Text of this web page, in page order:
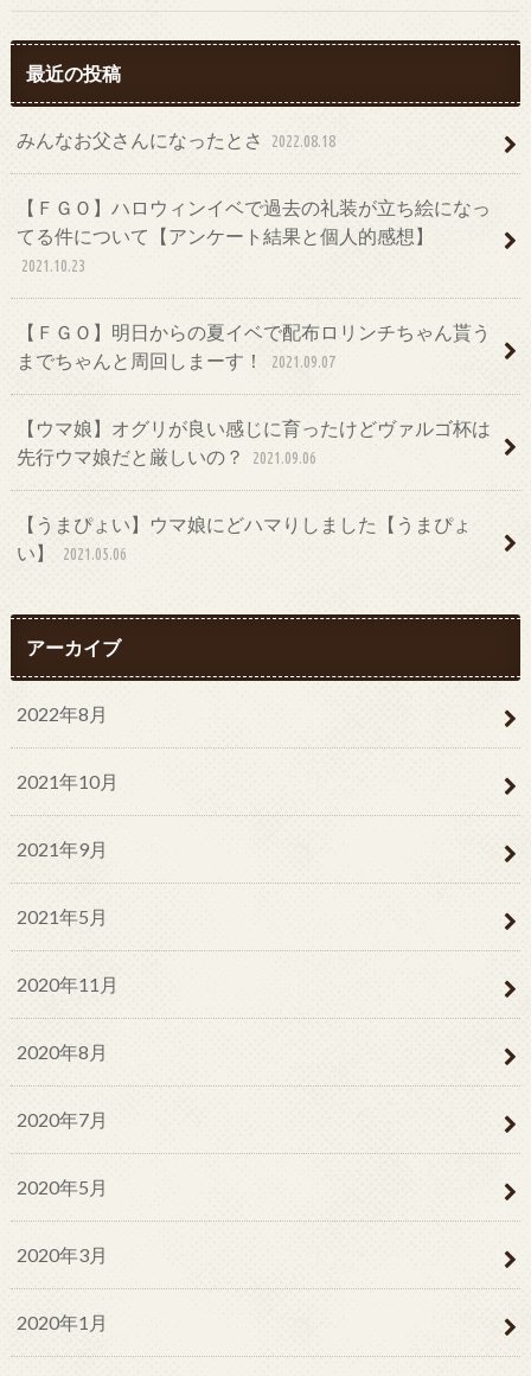
最近の投稿
みんなお父さんになったとさ 2022.08.18
【ＦＧＯ】ハロウィンイベで過去の礼装が立ち絵になっ
てる件について【アンケート結果と個人的感想】
2021.10.23
【ＦＧＯ】明日からの夏イベで配布ロリンチちゃん貰う
までちゃんと周回しまーす！
2021.09.07
【ウマ娘】オグリが良い感じに育ったけどヴァルゴ杯は
先行ウマ娘だと厳しいの？
2021.09.06
【うまぴょい】ウマ娘にどハマりしました【うまぴょ
い】
2021.05.06
アーカイブ
2022年8月
2021年10月
2021年9月
2021年5月
2020年11月
2020年8月
2020年7月
2020年5月
2020年3月
2020年1月